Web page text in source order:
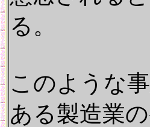
る。
このような
ある製造業